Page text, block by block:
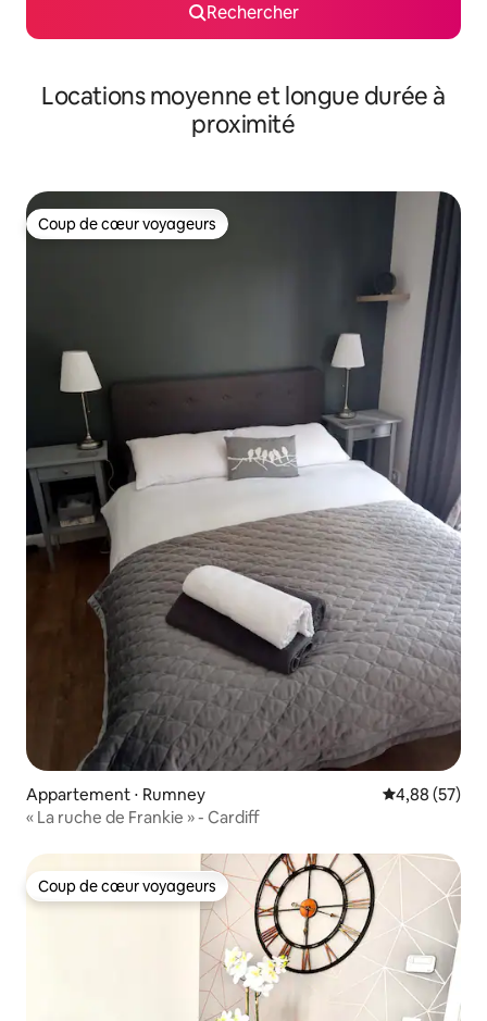
Rechercher
Locations moyenne et longue durée à
proximité
Coup de cœur voyageurs
Coup de cœur voyageurs
Appartement ⋅ Rumney Évaluation
4,88 (57)
« La ruche de Frankie » - Cardiff
Coup de cœur voyageurs
Coup de cœur voyageurs